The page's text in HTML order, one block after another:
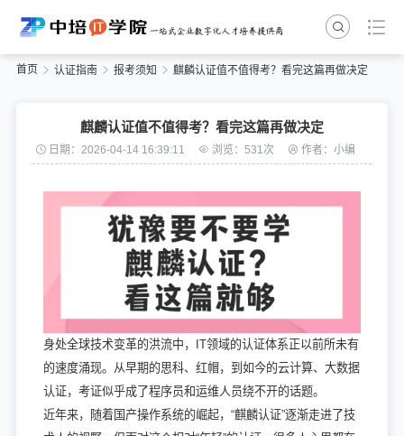
首页 认证指南 报考须知 麒麟认证值不值得考？看完这篇再做决定
麒麟认证值不值得考？看完这篇再做决定
日期：2026-04-14 16:39:11 浏览：531次 作者：小编
身处全球技术变革的洪流中，IT领域的认证体系正以前所未有
的速度涌现。从早期的思科、红帽，到如今的云计算、大数据
认证，考证似乎成了程序员和运维人员绕不开的话题。
近年来，随着国产操作系统的崛起，“麒麟认证”逐渐走进了技